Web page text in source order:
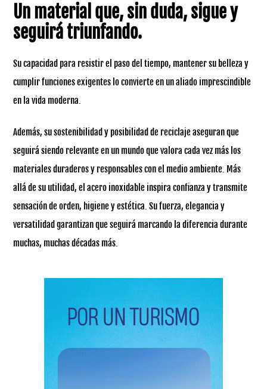
Un material que, sin duda, sigue y
seguirá triunfando.
Su capacidad para resistir el paso del tiempo, mantener su belleza y
cumplir funciones exigentes lo convierte en un aliado imprescindible
en la vida moderna.
Además, su sostenibilidad y posibilidad de reciclaje aseguran que
seguirá siendo relevante en un mundo que valora cada vez más los
materiales duraderos y responsables con el medio ambiente. Más
allá de su utilidad, el acero inoxidable inspira confianza y transmite
sensación de orden, higiene y estética. Su fuerza, elegancia y
versatilidad garantizan que seguirá marcando la diferencia durante
muchas, muchas décadas más.